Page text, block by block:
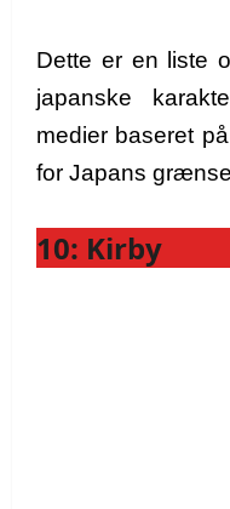
Dette er en liste
japanske
medier baseret
for Japans
10: Kirby